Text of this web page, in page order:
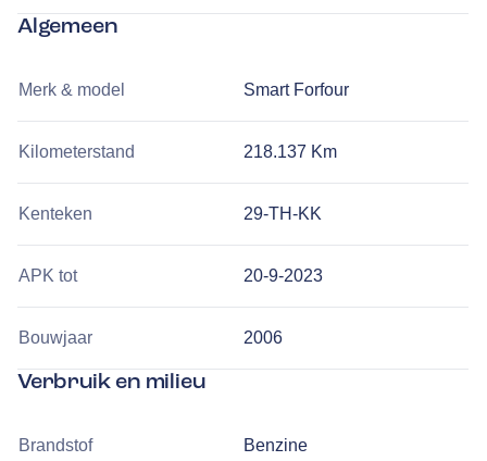
Algemeen
Merk & model Smart Forfour
Kilometerstand 218.137 Km
Kenteken 29-TH-KK
APK tot 20-9-2023
Bouwjaar 2006
Verbruik en milieu
Brandstof Benzine